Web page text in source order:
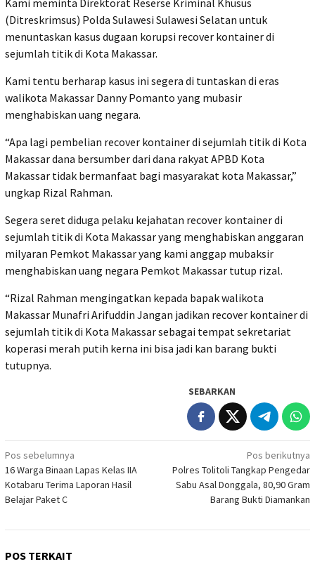
Kami meminta Direktorat Reserse Kriminal Khusus
(Ditreskrimsus) Polda Sulawesi Sulawesi Selatan untuk
menuntaskan kasus dugaan korupsi recover kontainer di
sejumlah titik di Kota Makassar.
Kami tentu berharap kasus ini segera di tuntaskan di eras
walikota Makassar Danny Pomanto yang mubasir
menghabiskan uang negara.
“Apa lagi pembelian recover kontainer di sejumlah titik di Kota
Makassar dana bersumber dari dana rakyat APBD Kota
Makassar tidak bermanfaat bagi masyarakat kota Makassar,”
ungkap Rizal Rahman.
Segera seret diduga pelaku kejahatan recover kontainer di
sejumlah titik di Kota Makassar yang menghabiskan anggaran
milyaran Pemkot Makassar yang kami anggap mubaksir
menghabiskan uang negara Pemkot Makassar tutup rizal.
“Rizal Rahman mengingatkan kepada bapak walikota
Makassar Munafri Arifuddin Jangan jadikan recover kontainer di
sejumlah titik di Kota Makassar sebagai tempat sekretariat
koperasi merah putih kerna ini bisa jadi kan barang bukti
tutupnya.
SEBARKAN
Navigasi
pos
Pos sebelumnya
16 Warga Binaan Lapas Kelas IIA
Kotabaru Terima Laporan Hasil
Belajar Paket C
Pos berikutnya
Polres Tolitoli Tangkap Pengedar
Sabu Asal Donggala, 80,90 Gram
Barang Bukti Diamankan
POS TERKAIT